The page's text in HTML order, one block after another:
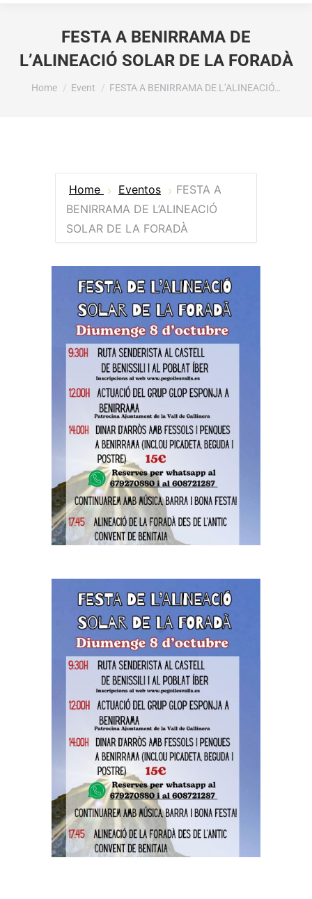
FESTA A BENIRRAMA DE
L’ALINEACIÓ SOLAR DE LA FORADÀ
You are here:
Home Event FESTA A BENIRRAMA DE L’ALINEACIÓ…
Home Eventos
FESTA A
BENIRRAMA DE L’ALINEACIÓ
SOLAR DE LA FORADÀ